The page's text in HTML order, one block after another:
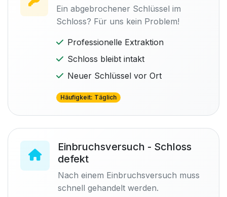
Ein abgebrochener Schlüssel im
Schloss? Für uns kein Problem!
Professionelle Extraktion
Schloss bleibt intakt
Neuer Schlüssel vor Ort
Häufigkeit: Täglich
Einbruchsversuch - Schloss
defekt
Nach einem Einbruchsversuch muss
schnell gehandelt werden.